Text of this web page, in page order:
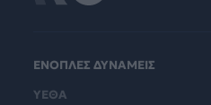
ΕΝΟΠΛΕΣ ΔΥΝΑΜΕΙΣ
ΥΕΘΑ